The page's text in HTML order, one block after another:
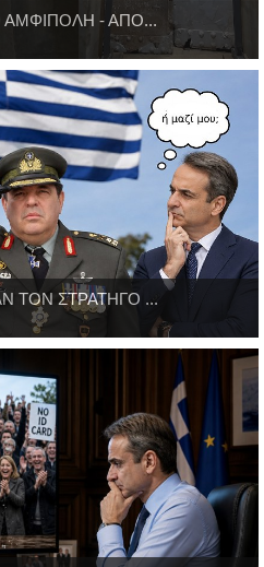
- ΑΠΟ...
ΤΟΝ ΣΤΡΑΤΗΓΟ ...